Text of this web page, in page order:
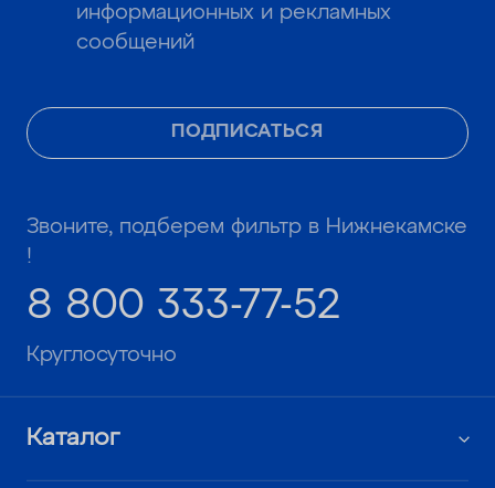
ПОДПИСАТЬСЯ
информационных и рекламных
сообщений
Звоните, подберем фильтр в Нижнекамске
!
8 800 333-77-52
Круглосуточно
Каталог